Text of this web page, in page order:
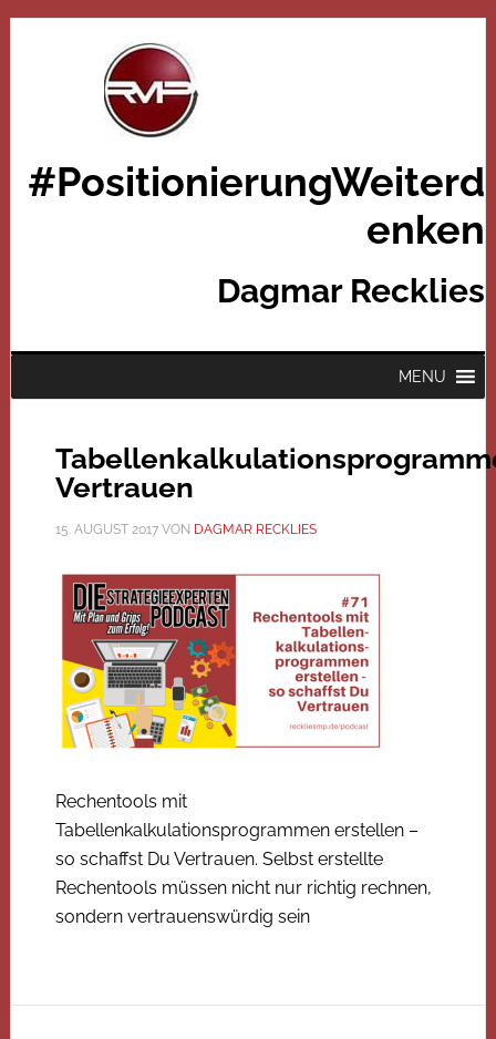
#PositionierungWeiterd
enken
Dagmar Recklies
MENU
Vertrauen
15. AUGUST 2017VON DAGMAR RECKLIES
Rechentools mit
Tabellenkalkulationsprogrammen erstellen –
so schaffst Du Vertrauen. Selbst erstellte
Rechentools müssen nicht nur richtig rechnen,
sondern vertrauenswürdig sein